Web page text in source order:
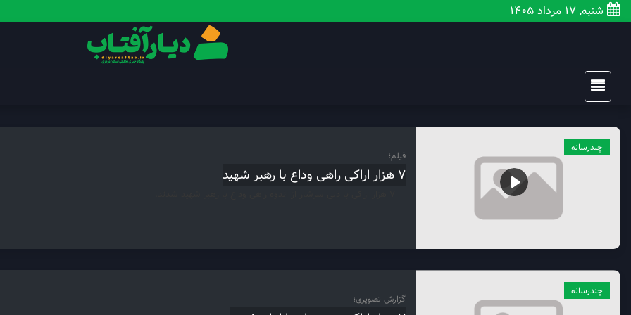
شنبه, 17 مرداد 1405
چندرسانه
فیلم؛
۷ هزار اراکی راهی وداع با رهبر شهید
چندرسانه
گزارش تصویری؛